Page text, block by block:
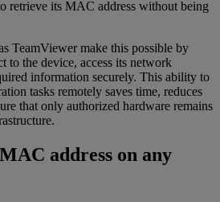
retrieve its MAC address without being
TeamViewer make this possible by
to the device, access its network
information securely. This ability to
tasks remotely saves time, reduces
that only authorized hardware remains
address on any